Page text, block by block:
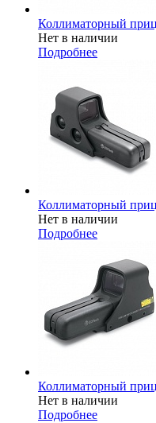
Коллиматорный
Нет в наличии
Подробнее
Коллиматорный
Нет в наличии
Подробнее
Коллиматорный
Нет в наличии
Подробнее